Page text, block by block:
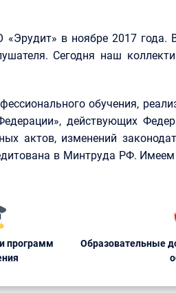
в ноябре 2017 года.
Сегодня наш
обучения,
действующих
актов, изменений
в Минтруда РФ.
программ
Образовательные